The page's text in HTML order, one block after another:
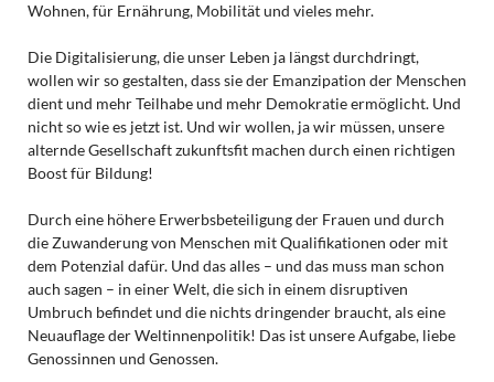
Wohnen, für Ernährung, Mobilität und vieles mehr.
Die Digitalisierung, die unser Leben ja längst durchdringt,
wollen wir so gestalten, dass sie der Emanzipation der Menschen
dient und mehr Teilhabe und mehr Demokratie ermöglicht. Und
nicht so wie es jetzt ist. Und wir wollen, ja wir müssen, unsere
alternde Gesellschaft zukunftsfit machen durch einen richtigen
Boost für Bildung!
Durch eine höhere Erwerbsbeteiligung der Frauen und durch
die Zuwanderung von Menschen mit Qualifikationen oder mit
dem Potenzial dafür. Und das alles – und das muss man schon
auch sagen – in einer Welt, die sich in einem disruptiven
Umbruch befindet und die nichts dringender braucht, als eine
Neuauflage der Weltinnenpolitik! Das ist unsere Aufgabe, liebe
Genossinnen und Genossen.